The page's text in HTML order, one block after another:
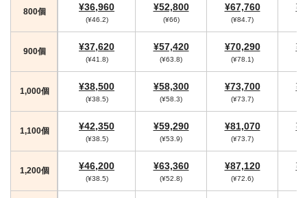
800個 ¥36,960
(¥46.2)
¥52,800
(¥66)
¥67,760
(¥84.7)
900個 ¥37,620
(¥41.8)
¥57,420
(¥63.8)
¥70,290
(¥78.1)
1,000個 ¥38,500
(¥38.5)
¥58,300
(¥58.3)
¥73,700
(¥73.7)
1,100個 ¥42,350
(¥38.5)
¥59,290
(¥53.9)
¥81,070
(¥73.7)
1,200個 ¥46,200
(¥38.5)
¥63,360
(¥52.8)
¥87,120
(¥72.6)